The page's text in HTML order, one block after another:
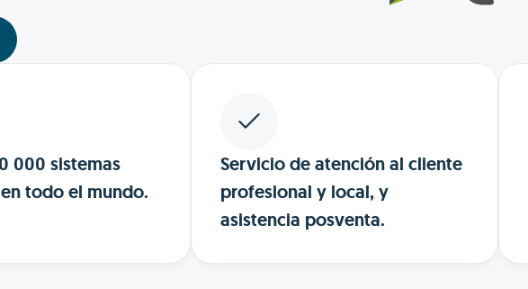
000 sistemas
todo el mundo.
Servicio de atención al cliente
profesional y local, y
asistencia posventa.